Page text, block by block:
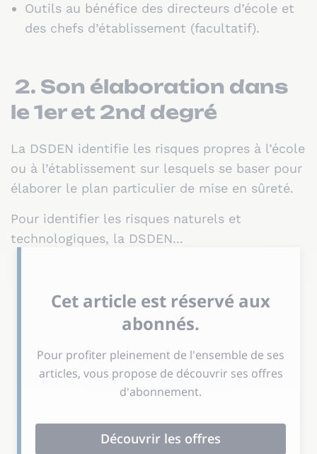
Outils au bénéfice des directeurs d’école et
des chefs d’établissement (facultatif).
2. Son élaboration dans
le 1er et 2nd degré
La DSDEN identifie les risques propres à l’école
ou à l’établissement sur lesquels se baser pour
élaborer le plan particulier de mise en sûreté.
Pour identifier les risques naturels et
technologiques, la DSDEN...